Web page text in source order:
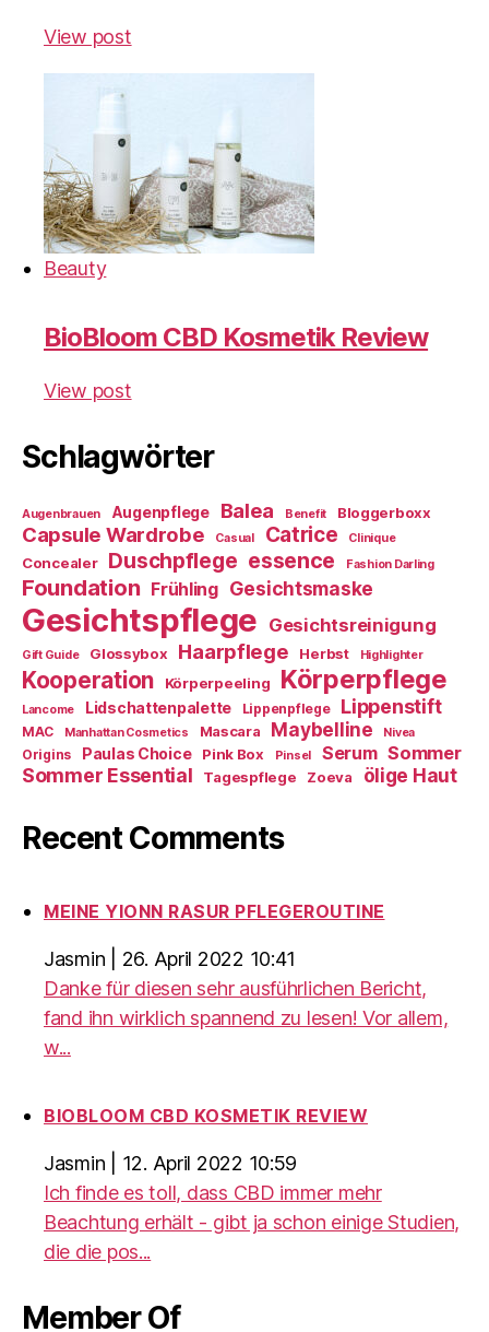
View post
Beauty
BioBloom CBD Kosmetik Review
View post
Schlagwörter
Augenbrauen Augenpflege Balea Benefit Bloggerboxx
Capsule Wardrobe Casual Catrice Clinique
Concealer Duschpflege essence Fashion Darling
Foundation Frühling Gesichtsmaske
Gesichtspflege Gesichtsreinigung
Gift Guide Glossybox Haarpflege Herbst Highlighter
Kooperation Körperpeeling Körperpflege
Lancome Lidschattenpalette Lippenpflege Lippenstift
MAC Manhattan Cosmetics Mascara Maybelline Nivea
Origins Paulas Choice Pink Box Pinsel Serum Sommer
Sommer Essential Tagespflege Zoeva ölige Haut
Recent Comments
MEINE YIONN RASUR PFLEGEROUTINE
Jasmin
26. April 2022 10:41
Danke für diesen sehr ausführlichen Bericht,
fand ihn wirklich spannend zu lesen! Vor allem,
w...
BIOBLOOM CBD KOSMETIK REVIEW
Jasmin
12. April 2022 10:59
Ich finde es toll, dass CBD immer mehr
Beachtung erhält - gibt ja schon einige Studien,
die die pos...
Member Of